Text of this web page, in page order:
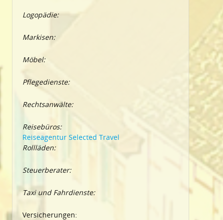
Logopädie:
Markisen:
Möbel:
Pflegedienste:
Rechtsanwälte:
Reisebüros:
Reiseagentur Selected Travel
Rollläden:
Steuerberater:
Taxi und Fahrdienste:
Versicherungen: